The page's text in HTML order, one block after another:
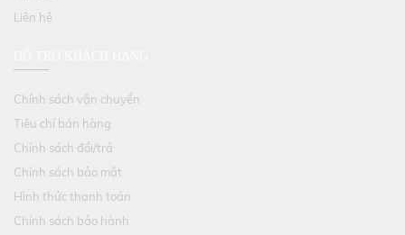
Liên hệ
Chính sách vận chuyển
Tiêu chí bán hàng
Chính sách đổi/trả
Chính sách bảo mật
Hình thức thanh toán
Chính sách bảo hành